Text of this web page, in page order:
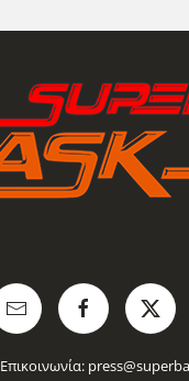
Επικοινωνία: